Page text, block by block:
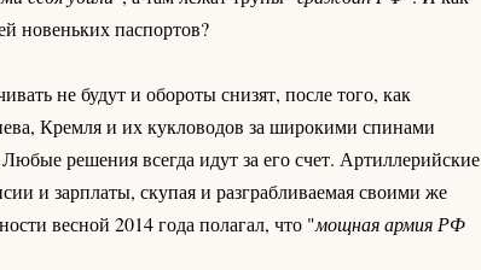
новеньких паспортов?
не будут и обороты снизят, после того, как
Кремля и их кукловодов за широкими спинами
решения всегда идут за его счет. Артиллерийские
и зарплаты, скупая и разграбливаемая своими же
весной 2014 года полагал, что "мощная армия РФ